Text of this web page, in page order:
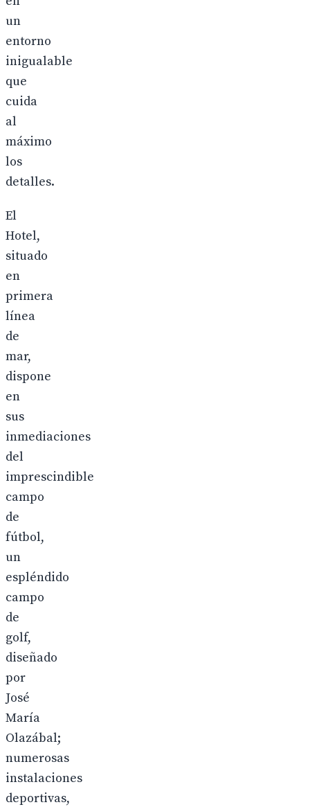
un
entorno
inigualable
que
cuida
al
máximo
los
detalles.
El
Hotel,
situado
en
primera
línea
de
mar,
dispone
en
sus
inmediaciones
del
imprescindible
campo
de
fútbol,
un
espléndido
campo
de
golf,
diseñado
por
José
María
Olazábal;
numerosas
instalaciones
deportivas,